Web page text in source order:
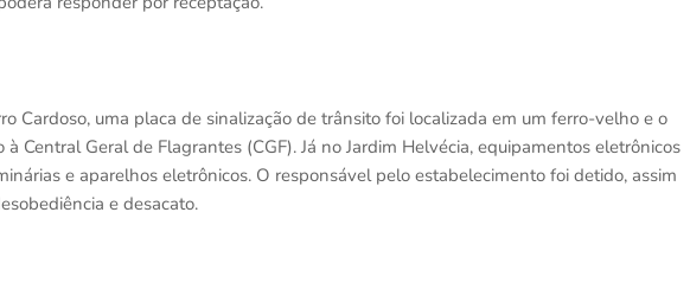
Cardoso, uma placa de sinalização de trânsito foi localizada em um ferro-velho e o
Central Geral de Flagrantes (CGF). Já no Jardim Helvécia, equipamentos eletrônicos
e aparelhos eletrônicos. O responsável pelo estabelecimento foi detido, assim
e desacato.